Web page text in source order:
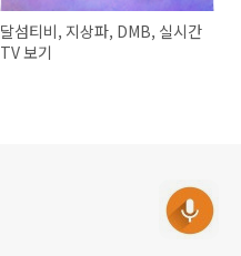
달섬티비, 지상파, DMB, 실시간
TV 보기